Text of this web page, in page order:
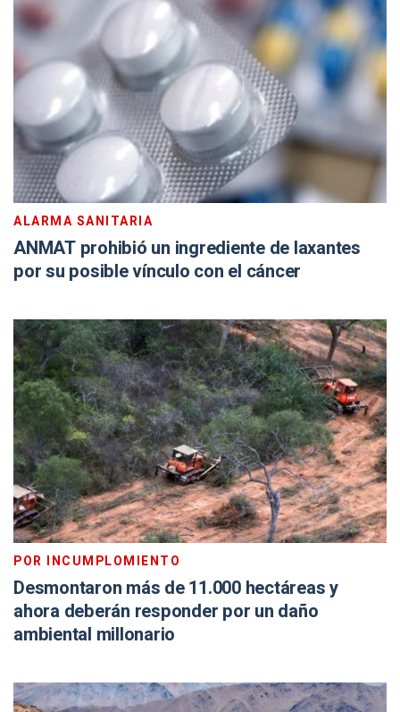
ALARMA SANITARIA
ANMAT prohibió un ingrediente de laxantes
por su posible vínculo con el cáncer
POR INCUMPLOMIENTO
Desmontaron más de 11.000 hectáreas y
ahora deberán responder por un daño
ambiental millonario